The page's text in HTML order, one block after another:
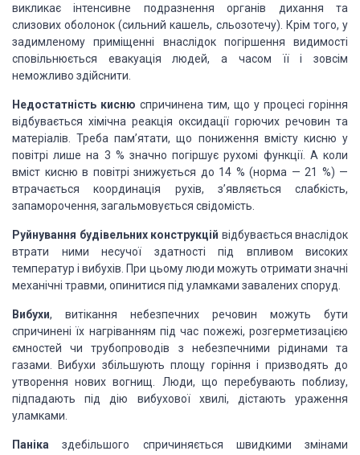
викликає інтенсивне подразнення органів дихання та
слизових оболонок (сильний кашель, сльозотечу). Крім того, у
задимленому приміщенні внаслідок погіршення видимості
сповільнюється евакуація людей, а часом її і зовсім
неможливо здійснити.
Недостатність кисню спричинена тим, що у процесі горіння
відбувається хімічна реакція оксидації горючих речовин та
матеріалів. Треба пам’ятати, що пониження вмісту кисню у
повітрі лише на 3 % значно погіршує рухомі функції. А коли
вміст кисню в повітрі знижується до 14 % (норма — 21 %) —
втрачається координація рухів, з’являється слабкість,
запаморочення, загальмовується свідомість.
Руйнування будівельних конструкцій відбувається внаслідок
втрати ними несучої здатності під впливом високих
температур і вибухів. При цьому люди можуть отримати значні
механічні травми, опинитися під уламками завалених споруд.
Вибухи, витікання небезпечних речовин можуть бути
спричинені їх нагріванням під час пожежі, розгерметизацією
ємностей чи трубопроводів з небезпечними рідинами та
газами. Вибухи збільшують площу горіння і призводять до
утворення нових вогнищ. Люди, що перебувають поблизу,
підпадають під дію вибухової хвилі, дістають ураження
уламками.
Паніка здебільшого спричиняється швидкими змінами